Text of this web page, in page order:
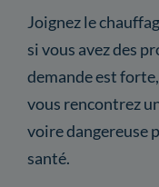
Joignez le
si vous avez des
demande est
vous rencontrez
voire dangereuse
santé.